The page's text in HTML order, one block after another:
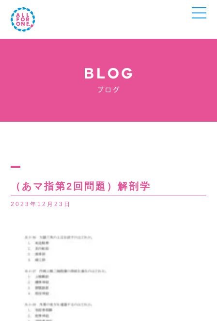
（あマ指第2回問題）解剖学
2023年12月23日